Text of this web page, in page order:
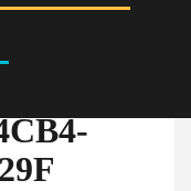
de l’Administration de